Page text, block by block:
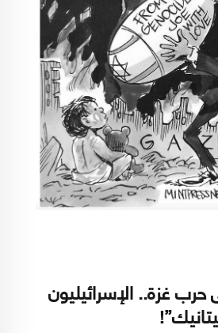
غزة.. الإسرائيليون